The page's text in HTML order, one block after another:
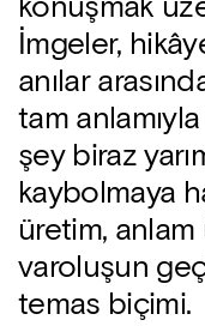
İmgeler,
anılar
tam
şey biraz
kaybolmaya
üretim,
varoluşun
temas biçimi.